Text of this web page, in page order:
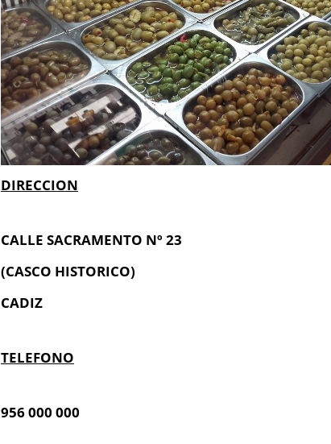
DIRECCION
CALLE SACRAMENTO Nº 23
(CASCO HISTORICO)
CADIZ
TELEFONO
956 000 000